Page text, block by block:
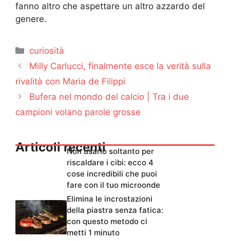
fanno altro che aspettare un altro azzardo del
genere.
Categorie
curiosità
Milly Carlucci, finalmente esce la verità sulla
rivalità con Maria de Filippi
Bufera nel mondo del calcio | Tra i due
campioni volano parole grosse
Articoli recentiNon usarlo soltanto per
riscaldare i cibi: ecco 4
cose incredibili che puoi
fare con il tuo microonde
Elimina le incrostazioni
della piastra senza fatica:
con questo metodo ci
metti 1 minuto